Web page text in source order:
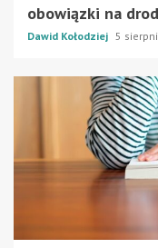
obowiązki na
Dawid Kołodziej 5